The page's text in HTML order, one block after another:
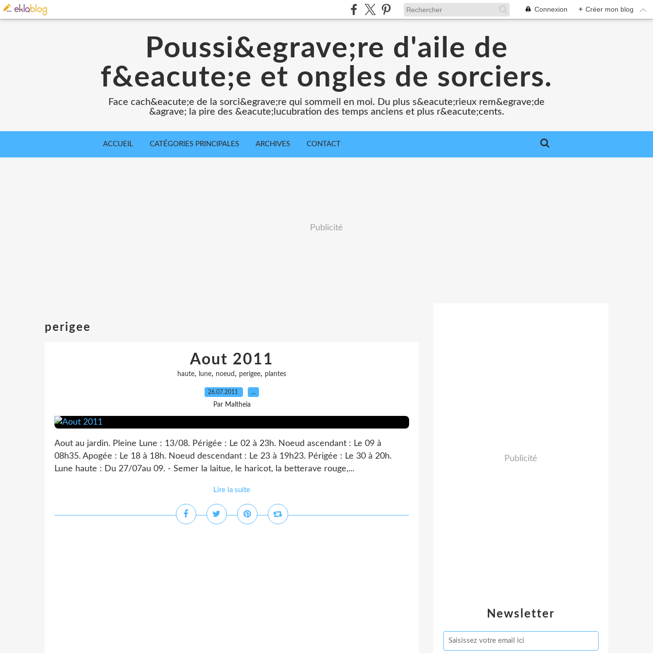
Connexion + Créer mon blog
Poussi&egrave;re d'aile de
f&eacute;e et ongles de sorciers.
Face cach&eacute;e de la sorci&egrave;re qui sommeil en moi. Du plus s&eacute;rieux rem&egrave;de
&agrave; la pire des &eacute;lucubration des temps anciens et plus r&eacute;cents.
ACCUEIL CATÉGORIES PRINCIPALES ARCHIVES CONTACT
Publicité
perigee
Aout 2011
haute, lune, noeud , perigee, plantes
26.07.2011 …
Par Maltheia
Aout au jardin. Pleine Lune : 13/08. Périgée : Le 02 à 23h. Noeud ascendant : Le 09 à
08h35. Apogée : Le 18 à 18h. Noeud descendant : Le 23 à 19h23. Périgée : Le 30 à 20h.
Lune haute : Du 27/07au 09. - Semer la laitue, le haricot, la betterave rouge,...
Lire la suite
Newsletter
Publicité